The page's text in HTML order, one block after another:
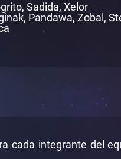
Sadida, Xelor
Pandawa, Zobal,
cada integrante del